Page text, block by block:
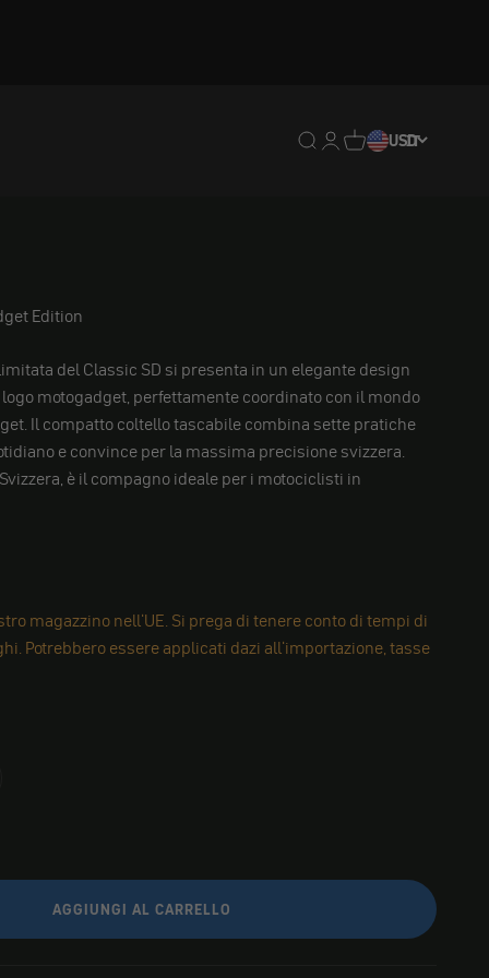
Traduzione mancante:
Traduzione
Traduzione
USD
IT
Edition
del Classic SD si presenta in un elegante design
motogadget, perfettamente coordinato con il mondo
Il compatto coltello tascabile combina sette pratiche
e convince per la massima precisione svizzera.
è il compagno ideale per i motociclisti in
magazzino nell'UE. Si prega di tenere conto di tempi di
Potrebbero essere applicati dazi all'importazione, tasse
AGGIUNGI AL CARRELLO